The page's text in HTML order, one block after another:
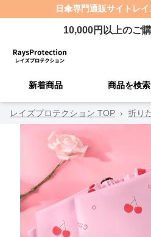
日傘専門通販サイト レ
10,000円以上のご
新着商品 商品を検索
レイズプロテクション TOP › 折り